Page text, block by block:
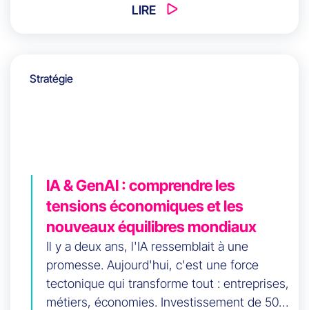
payantes et à adopter une vision "Full
LIRE
Stratégie
IA & GenAI : comprendre les
tensions économiques et les
nouveaux équilibres mondiaux
Il y a deux ans, l'IA ressemblait à une
promesse. Aujourd'hui, c'est une force
tectonique qui transforme tout : entreprises,
métiers, économies. Investissement de 500